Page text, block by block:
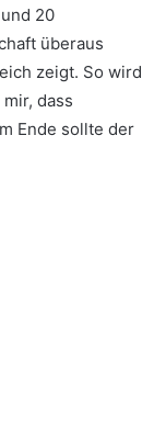
20
überaus
zeigt. So wird
dass
Ende sollte der